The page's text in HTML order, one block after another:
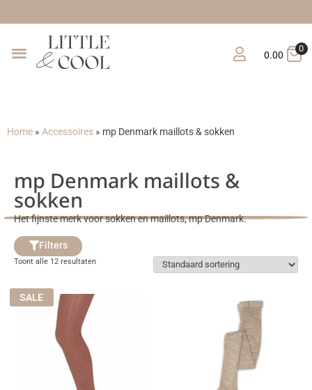
0.00
0
Home » Accessoires » mp Denmark maillots & sokken
mp Denmark maillots &
sokken
Het fijnste merk voor sokken en maillots, mp Denmark.
Filters
Toont alle 12 resultaten
SALE